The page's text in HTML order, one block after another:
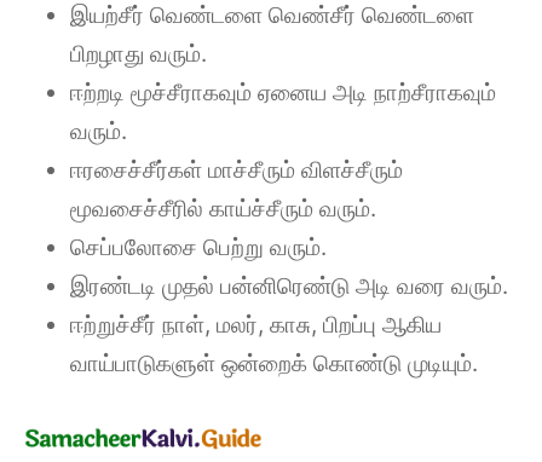
இயற்சீர் வெண்டளை வெண்சீர் வெண்டளை
பிறழாது வரும்.
ஈற்றடி மூச்சீராகவும் ஏனைய அடி நாற்சீராகவும்
வரும்.
ஈரசைச்சீர்கள் மாச்சீரும் விளச்சீரும்
மூவசைச்சீரில் காய்ச்சீரும் வரும்.
செப்பலோசை பெற்று வரும்.
இரண்டடி முதல் பன்னிரெண்டு அடி வரை வரும்.
ஈற்றுச்சீர் நாள், மலர், காசு, பிறப்பு ஆகிய
வாய்பாடுகளுள் ஒன்றைக் கொண்டு முடியும்.